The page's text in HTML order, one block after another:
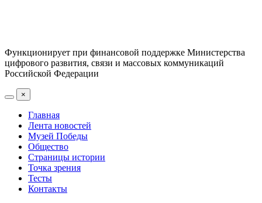
Функционирует при финансовой поддержке Министерства
цифрового развития, связи и массовых коммуникаций
Российской Федерации
×
Главная
Лента новостей
Музей Победы
Общество
Страницы истории
Точка зрения
Тесты
Контакты